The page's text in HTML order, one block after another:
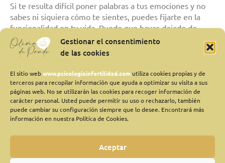
Gestionar el consentimiento
de las cookies
El sitio webwww.psicologiainfertilidad.com utiliza cookies propias y de
terceros para recopilar información que ayuda a optimizar su visita a sus
páginas web. No se utilizarán las cookies para recoger información de
carácter personal. Usted puede permitir su uso o rechazarlo, también
puede cambiar su configuración siempre que lo desee. Encontrará más
información en nuestra Política de Cookies.
Aceptar
Si te resulta difícil poner palabras a tus emociones y no
sabes ni siquiera cómo te sientes, puedes fijarte en la
funcionalidad en tu vida. Puede que hayas dejado de
hacer cosas que antes hacías y que te impiden llevar una
vida saludable.
Ante estos indicadores, te sugiero que tomes medidas en
el momento que te des cuenta, antes de que empeore la
situación, porque luego te llevará más tiempo
recomponerte y quizás deje huella en tu salud mental.
Para l@s psicólogos@s es mucho más beneficioso
trabajar en prevención en lugar de hacerlo cuando hay un
nivel intenso de desajuste, pero lo habitual es trabajar en